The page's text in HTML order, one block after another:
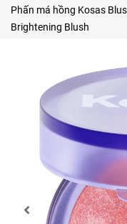
Phấn má hồng Kosas
Brightening Blush